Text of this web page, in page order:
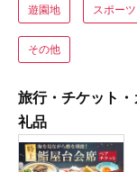
遊園地 スポーツ
その他
旅行・チケット
礼品